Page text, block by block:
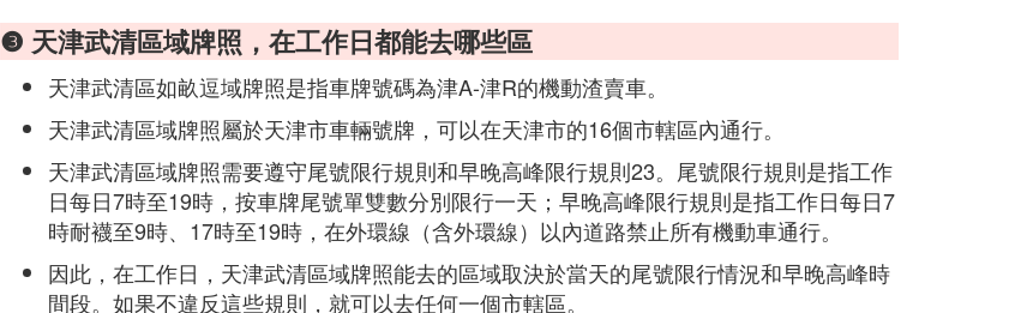
❸ 天津武清區域牌照，在工作日都能去哪些區
天津武清區如畝逗域牌照是指車牌號碼為津A-津R的機動渣賣車。
天津武清區域牌照屬於天津市車輛號牌，可以在天津市的16個市轄區內通行。
天津武清區域牌照需要遵守尾號限行規則和早晚高峰限行規則23。尾號限行規則是指工作
日每日7時至19時，按車牌尾號單雙數分別限行一天；早晚高峰限行規則是指工作日每日7
時耐襪至9時、17時至19時，在外環線（含外環線）以內道路禁止所有機動車通行。
因此，在工作日，天津武清區域牌照能去的區域取決於當天的尾號限行情況和早晚高峰時
間段。如果不違反這些規則，就可以去任何一個市轄區。